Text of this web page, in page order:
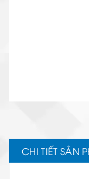
CHI TIẾT SẢN